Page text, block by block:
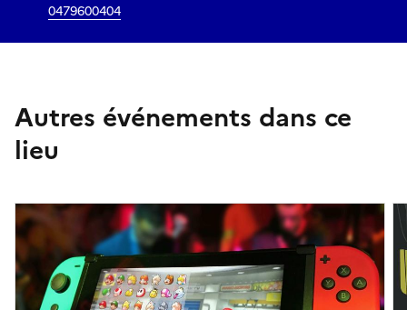
0479600404
Autres événements dans ce
lieu